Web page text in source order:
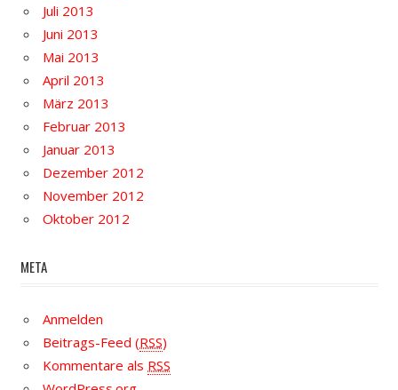
Juli 2013
Juni 2013
Mai 2013
April 2013
März 2013
Februar 2013
Januar 2013
Dezember 2012
November 2012
Oktober 2012
META
Anmelden
Beitrags-Feed (RSS)
Kommentare als RSS